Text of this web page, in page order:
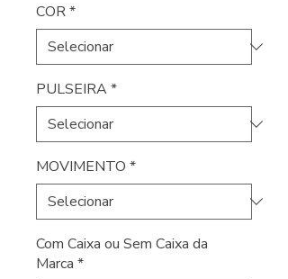
COR*
PULSEIRA*
MOVIMENTO *
Com Caixa ou Sem Caixa da
Marca *